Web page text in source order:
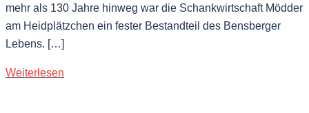
mehr als 130 Jahre hinweg war die Schankwirtschaft Mödder
am Heidplätzchen ein fester Bestandteil des Bensberger
Lebens. […]
Weiterlesen